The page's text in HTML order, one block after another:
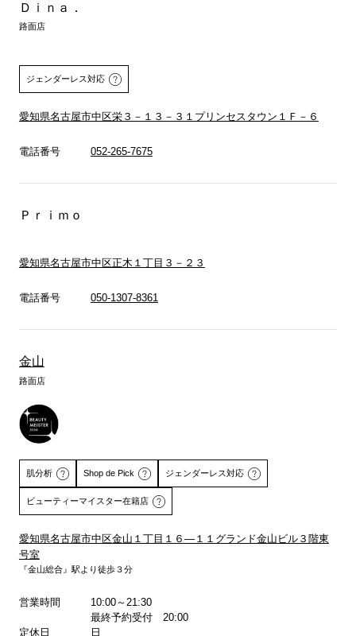
Ｄｉｎａ．
路面店
ジェンダーレス対応
愛知県名古屋市中区栄３－１３－３１プリンセスタウン１Ｆ－６
電話番号 052-265-7675
Ｐｒｉｍｏ
愛知県名古屋市中区正木１丁目３－２３
電話番号 050-1307-8361
金山
路面店
肌分析 Shop de Pick ジェンダーレス対応
ビューティーマイスター在籍店
愛知県名古屋市中区金山１丁目１６―１１グランド金山ビル３階東
号室
『金山総合』駅より徒歩３分
営業時間
10:00～21:30
最終予約受付 20:00
定休日
日